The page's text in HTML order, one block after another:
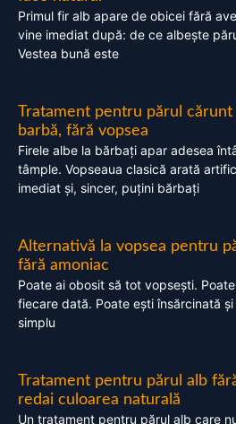
Primul fir alb apare de obicei fără
vine imediat după: de ce albește
Vestea bună este
Tratament pentru părul cărunt
barbă, fără vopsea
Firele albe la bărbați apar adesea
tâmple. Vopseaua clasică arată
imediat și, sincer, puțini bărbați
Alternativă la vopsea pentru
fără amoniac
Poate ai obosit să tot vopsești.
fiecare dată. Poate ești însărcinată
simplu
Tratament pentru părul alb
redai culoarea naturală
Un tratament pentru părul alb care